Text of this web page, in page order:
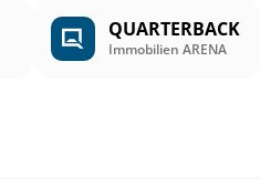
QUARTERBACK
Immobilien ARENA